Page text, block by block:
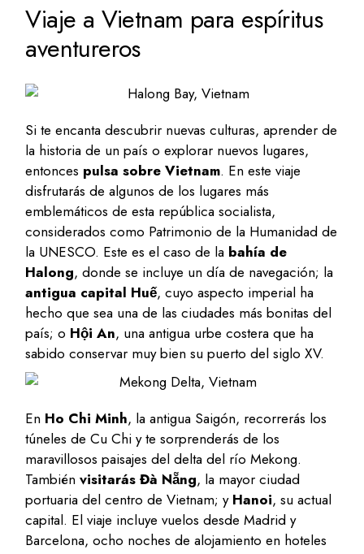
Viaje a Vietnam para espíritus
aventureros
Si te encanta descubrir nuevas culturas, aprender de
la historia de un país o explorar nuevos lugares,
entonces pulsa sobre Vietnam. En este viaje
disfrutarás de algunos de los lugares más
emblemáticos de esta república socialista,
considerados como Patrimonio de la Humanidad de
la UNESCO. Este es el caso de la bahía de
Halong, donde se incluye un día de navegación; la
antigua capital Huế, cuyo aspecto imperial ha
hecho que sea una de las ciudades más bonitas del
país; o Hội An, una antigua urbe costera que ha
sabido conservar muy bien su puerto del siglo XV.
En Ho Chi Minh, la antigua Saigón, recorrerás los
túneles de Cu Chi y te sorprenderás de los
maravillosos paisajes del delta del río Mekong.
Tambiénvisitarás Đà Nẵng, la mayor ciudad
portuaria del centro de Vietnam; y Hanoi, su actual
capital. El viaje incluye vuelos desde Madrid y
Barcelona, ocho noches de alojamiento en hoteles